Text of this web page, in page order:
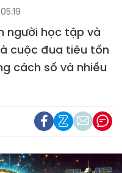
người học tập và
cuộc đua tiêu tốn
cách số và nhiều